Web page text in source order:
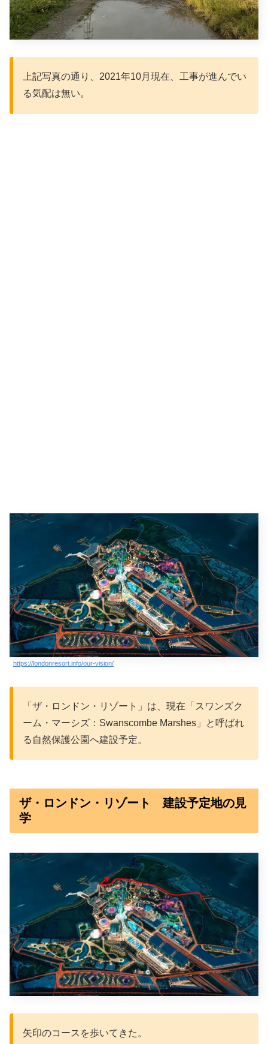
上記写真の通り、2021年10月現在、工事が進んでい
る気配は無い。
https://londonresort.info/our-vision/
「ザ・ロンドン・リゾート」は、現在「スワンズク
ーム・マーシズ：Swanscombe Marshes」と呼ばれ
る自然保護公園へ建設予定。
ザ・ロンドン・リゾート 建設予定地の見
学
矢印のコースを歩いてきた。